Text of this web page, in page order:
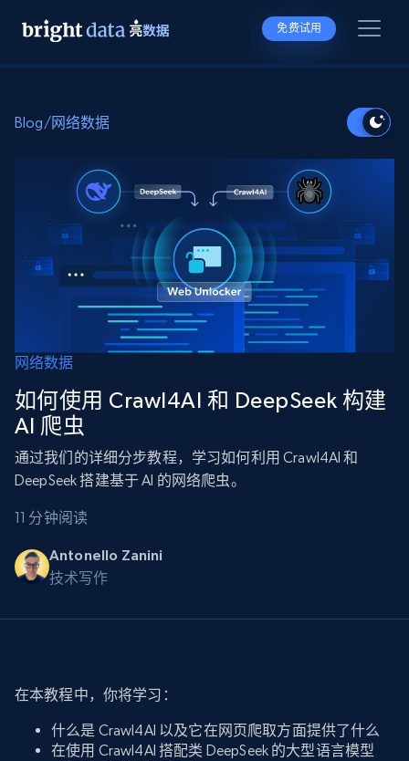
免费试用
Blog/网络数据
网络数据
如何使用 Crawl4AI 和 DeepSeek 构建
AI 爬虫
通过我们的详细分步教程，学习如何利用 Crawl4AI 和
DeepSeek 搭建基于 AI 的网络爬虫。
11 分钟阅读
Antonello Zanini
技术写作
在本教程中，你将学习：
什么是 Crawl4AI 以及它在网页爬取方面提供了什么
在使用 Crawl4AI 搭配类 DeepSeek 的大型语言模型